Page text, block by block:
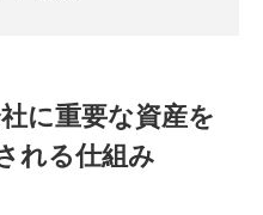
に重要な資産を
れる仕組み